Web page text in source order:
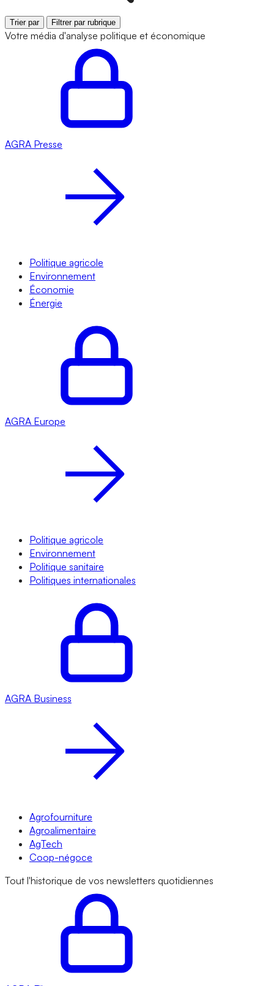
Trier par Filtrer par rubrique
Votre média d'analyse politique et économique
AGRA Presse
Politique agricole
Environnement
Économie
Énergie
AGRA Europe
Politique agricole
Environnement
Politique sanitaire
Politiques internationales
AGRA Business
Agrofourniture
Agroalimentaire
AgTech
Coop-négoce
Tout l'historique de vos newsletters quotidiennes